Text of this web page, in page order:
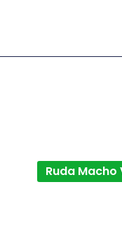
Ruda Macho